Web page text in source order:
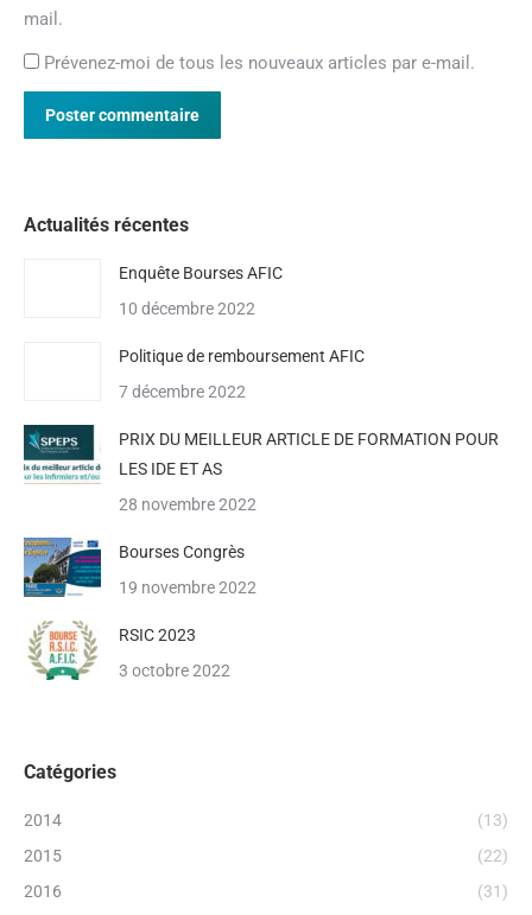
mail.
Prévenez-moi de tous les nouveaux articles par e-mail.
Poster commentaire
Actualités récentes
Enquête Bourses AFIC
10 décembre 2022
Politique de remboursement AFIC
7 décembre 2022
PRIX DU MEILLEUR ARTICLE DE FORMATION POUR
LES IDE ET AS
28 novembre 2022
Bourses Congrès
19 novembre 2022
RSIC 2023
3 octobre 2022
Catégories
2014
(13)
2015
(22)
2016
(31)